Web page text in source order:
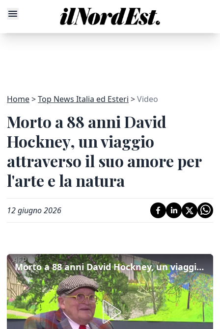
Home Top News Italia ed Esteri Video
Morto a 88 anni David
Hockney, un viaggio
attraverso il suo amore per
l'arte e la natura
12 giugno 2026
Morto a 88 anni David Hockney, un viaggio attraverso il suo amore per l'arte e la natura